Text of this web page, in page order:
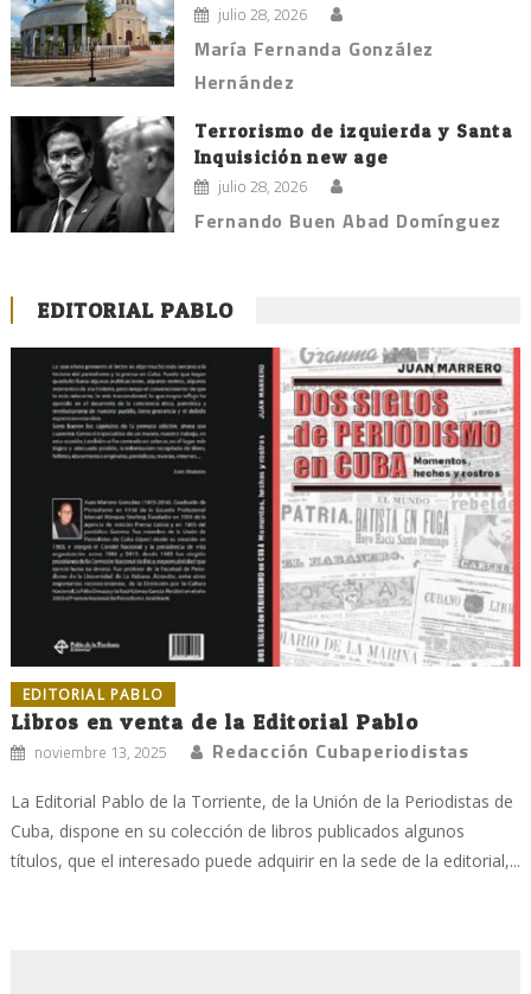
julio 28, 2026
María Fernanda González
Hernández
Terrorismo de izquierda y Santa
Inquisición new age
julio 28, 2026
Fernando Buen Abad Domínguez
EDITORIAL PABLO
EDITORIAL PABLO
Libros en venta de la Editorial Pablo
noviembre 13, 2025 Redacción Cubaperiodistas
La Editorial Pablo de la Torriente, de la Unión de la Periodistas de
Cuba, dispone en su colección de libros publicados algunos
títulos, que el interesado puede adquirir en la sede de la editorial,...